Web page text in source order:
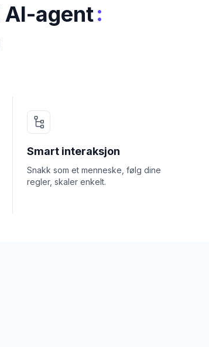
agent:
Smart interaksjon
Snakk som et menneske, følg dine
regler, skaler enkelt.